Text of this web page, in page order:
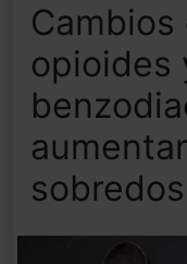
opioides